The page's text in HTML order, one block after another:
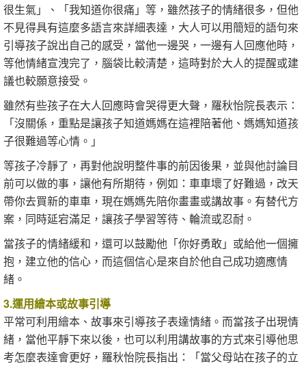
很生氣」、「我知道你很痛」等，雖然孩子的情緒很多，但他
不見得具有這麼多語言來詳細表達，大人可以用簡短的語句來
引導孩子說出自己的感受，當他一邊哭，一邊有人回應他時，
等他情緒宣洩完了，腦袋比較清楚，這時對於大人的提醒或建
議也較願意接受。
雖然有些孩子在大人回應時會哭得更大聲，羅秋怡院長表示：
「沒關係，重點是讓孩子知道媽媽在這裡陪著他、媽媽知道孩
子很難過等心情。」
等孩子冷靜了，再對他說明整件事的前因後果，並與他討論目
前可以做的事，讓他有所期待，例如：車車壞了好難過，改天
帶你去買新的車車，現在媽媽先陪你畫畫或講故事。有替代方
案，同時延宕滿足，讓孩子學習等待、輪流或忍耐。
當孩子的情緒緩和，還可以鼓勵他「你好勇敢」或給他一個擁
抱，建立他的信心，而這個信心是來自於他自己成功適應情
緒。
3.運用繪本或故事引導
平常可利用繪本、故事來引導孩子表達情緒。而當孩子出現情
緒，當他平靜下來以後，也可以利用講故事的方式來引導他思
考怎麼表達會更好，羅秋怡院長指出：「當父母站在孩子的立